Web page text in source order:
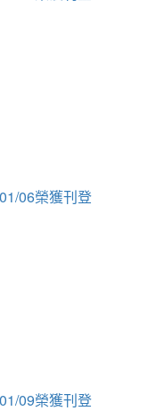
06榮獲刊登
09榮獲刊登